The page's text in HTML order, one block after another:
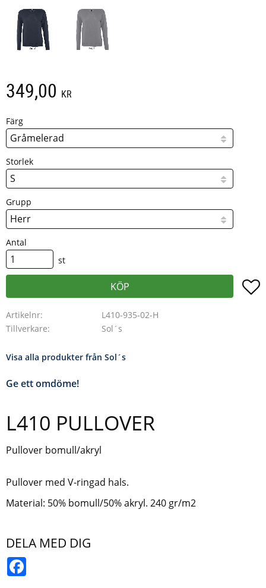
349,00 KR
Färg
Storlek
Grupp
Antal
st
KÖP
Artikelnr
L410-935-02-H
Tillverkare
Sol´s
Visa alla produkter från Sol´s
Ge ett omdöme!
L410 PULLOVER
Pullover bomull/akryl
Pullover med V-ringad hals.
Material: 50% bomull/50% akryl. 240 gr/m2
DELA MED DIG